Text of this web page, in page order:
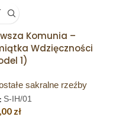
Komunia –
Wdzięczności
1)
sakralne rzeźby
S-IH/01
zł